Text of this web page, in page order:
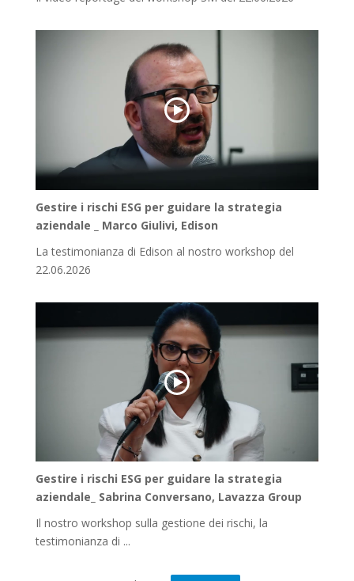
Gestire i rischi ESG per guidare la strategia
aziendale _ Marco Giulivi, Edison
La testimonianza di Edison al nostro workshop del
22.06.2026
Gestire i rischi ESG per guidare la strategia
aziendale_ Sabrina Conversano, Lavazza Group
Il nostro workshop sulla gestione dei rischi, la
testimonianza di ...